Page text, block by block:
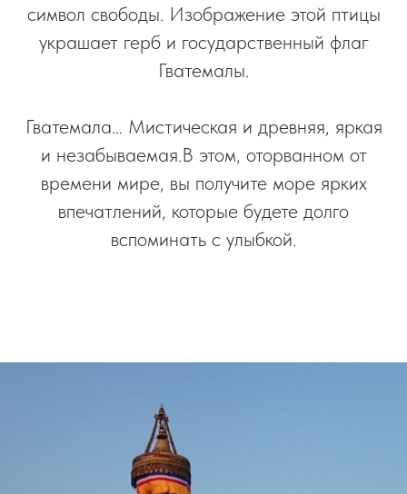
символ свободы. Изображение этой птицы
украшает герб и государственный флаг
Гватемалы.
Гватемала… Мистическая и древняя, яркая
и незабываемая.В этом, оторванном от
времени мире, вы получите море ярких
впечатлений, которые будете долго
вспоминать с улыбкой.